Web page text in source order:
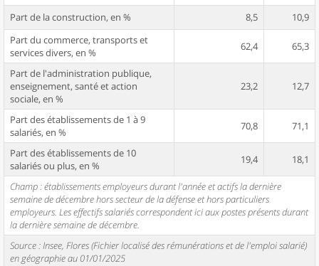
Part de la construction, en %
8,5
10,9
Part du commerce, transports et
services divers, en %
62,4 65,3
Part de l'administration publique,
enseignement, santé et action
sociale, en %
23,2 12,7
Part des établissements de 1 à 9
salariés, en %
70,8 71,1
Part des établissements de 10
salariés ou plus, en %
19,4 18,1
Champ : établissements employeurs durant l'année et actifs la dernière
semaine de décembre hors secteur de la défense et hors particuliers
employeurs. Les effectifs salariés correspondent ici aux postes présents durant
la dernière semaine de décembre.
Source : Insee, Flores (Fichier localisé des rémunérations et de l'emploi salarié)
en géographie au 01/01/2025